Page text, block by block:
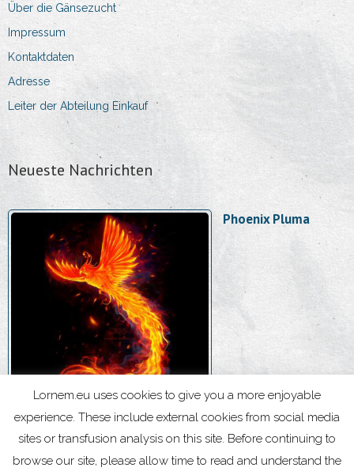
Über die Gänsezucht
Impressum
Kontaktdaten
Adresse
Leiter der Abteilung Einkauf
Neueste Nachrichten
Phoenix Pluma
Lornem.eu uses cookies to give you a more enjoyable
experience. These include external cookies from social media
sites or transfusion analysis on this site. Before continuing to
browse our site, please allow time to read and understand the